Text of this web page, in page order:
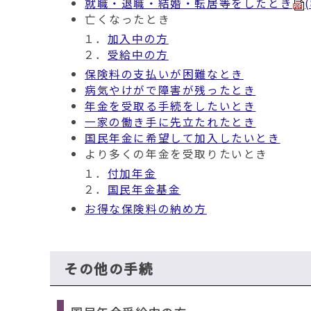
就職・退職・結婚・転居等をしたとき
亡くなったとき
１． 加入中の方
２． 受給中の方
保険料の支払いが困難なとき
病気やけがで障害が残ったとき
年金を受取る手続をしたいとき
一家の働き手に先立たれたとき
国民年金に希望して加入したいとき
より多くの年金を受取りたいとき
１． 付加年金
２． 国民年金基金
お得な保険料の納め方
その他の手続